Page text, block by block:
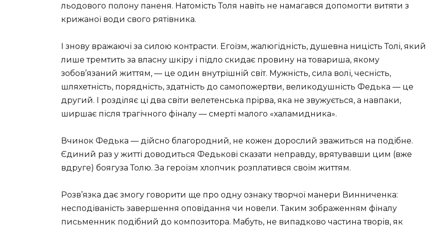
льодового полону паненя. Натомість Толя навіть не намагався допомогти витяти з
крижаної води свого рятівника.
І знову вражаючі за силою контрасти. Егоїзм, жалюгідність, душевна ницість Толі, який
лише тремтить за власну шкіру і підло скидає провину на товариша, якому
зобов’язаний життям, — це один внутрішній світ. Мужність, сила волі, чесність,
шляхетність, порядність, здатність до самопожертви, великодушність Федька — це
другий. І розділяє ці два світи велетенська прірва, яка не звужується, а навпаки,
ширшає після трагічного фіналу — смерті малого «халамидника».
Вчинок Федька — дійсно благородний, не кожен дорослий зважиться на подібне.
Єдиний раз у житті доводиться Федькові сказати неправду, врятувавши цим (вже
вдруге) боягуза Толю. За героїзм хлопчик розплатився своїм життям.
Розв’язка дає змогу говорити ще про одну ознаку творчої манери Винниченка:
несподіваність завершення оповідання чи новели. Таким зображенням фіналу
письменник подібний до композитора. Мабуть, не випадково частина творів, як